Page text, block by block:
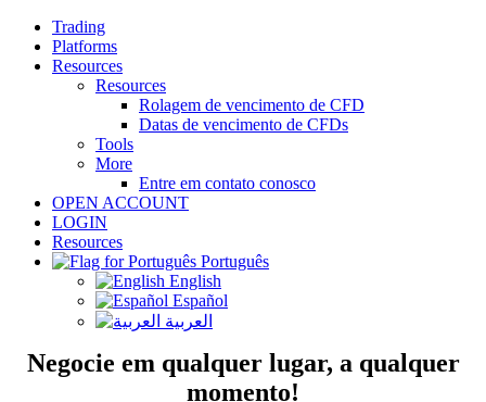
Trading
Platforms
Resources
Resources
Rolagem de vencimento de CFD
Datas de vencimento de CFDs
Tools
More
Entre em contato conosco
OPEN ACCOUNT
LOGIN
Resources
Português
English
Español
العربية
Negocie em qualquer lugar, a qualquer
momento!